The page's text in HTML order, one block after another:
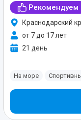
Рекомендуем
Краснодарский
от 7 до 17 лет
21 день
На море